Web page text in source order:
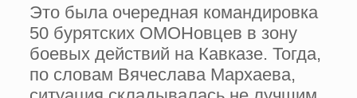
Это была очередная командировка
50 бурятских ОМОНовцев в зону
боевых действий на Кавказе. Тогда,
по словам Вячеслава Мархаева,